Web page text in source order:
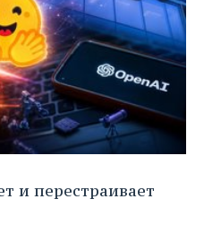
и перестраивает